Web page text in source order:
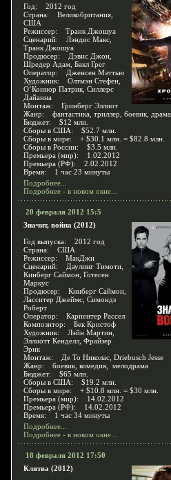
Год: 2012 год
Страна: Великобритания,
США
Режиссер: Транк Джошуа
Сценарий: Лэндис Макс,
Транк Джошуа
Продюсер: Дэвис Джон,
Шредер Адам, Бакл Грег
Оператор: Дженсен Мэттью
Художник: Олтмэн Стефен,
О’Коннор Патрик, Силлерс
Дайанна
Монтаж: Гринберг Эллиот
Жанр: фантастика, триллер, боевик, драма
Бюджет: $12 млн.
Сборы в США: $52.7 млн.
Сборы в мире: + $30.1 млн. = $82.8 млн.
Сборы в России: $3.5 млн.
Премьера (мир): 1.02.2012
Премьера (РФ): 2.02.2012
Время: 1 час 23 минуты
Подробнее...
Подробнее - в новом окне...
20 февраля 2012 15:5
Значит, война (2012)
Год выпуска: 2012 год
Страна: США
Режиссер: МакДжи
Сценарий: Даулинг Тимоти,
Кинберг Саймон, Готесен
Маркус
Продюсер: Кинберг Саймон,
Ласситер Джеймс, Симондз
Роберт
Оператор: Карпентер Рассел
Композитор: Бек Кристоф
Художник: Лэйн Мартин,
Эллиотт Кенделл, Фрайзер
Эрик
Монтаж: Де То Николас, Driebusch Jesse
Жанр: боевик, комедия, мелодрама
Бюджет: $65 млн.
Сборы в США: $19.2 млн.
Сборы в мире: + $10.8 млн. = $30 млн.
Премьера (мир): 14.02.2012
Премьера (РФ): 14.02.2012
Время: 1 час 34 минуты
Подробнее...
Подробнее - в новом окне...
18 февраля 2012 17:50
Клятва (2012)